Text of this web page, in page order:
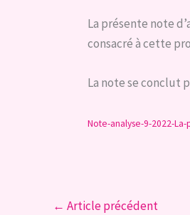
La présente note
consacré à cette
La note se conclut
Note-analyse-9-2022-
← Article précédent